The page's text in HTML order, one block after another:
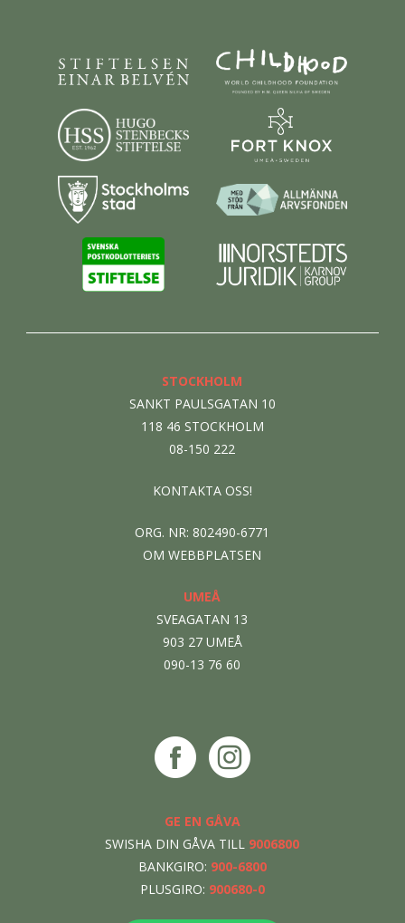
STOCKHOLM
SANKT PAULSGATAN 10
118 46 STOCKHOLM
08-150 222
KONTAKTA OSS!
ORG. NR: 802490-6771
OM WEBBPLATSEN
UMEÅ
SVEAGATAN 13
903 27 UMEÅ
090-13 76 60
GE EN GÅVA
SWISHA DIN GÅVA TILL 9006800
BANKGIRO: 900-6800
PLUSGIRO: 900680-0